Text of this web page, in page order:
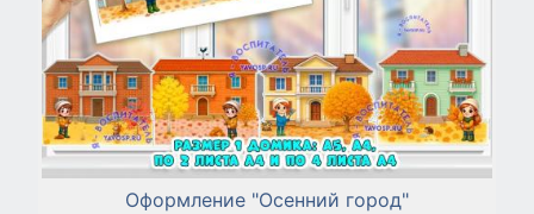
Оформление "Осенний город"